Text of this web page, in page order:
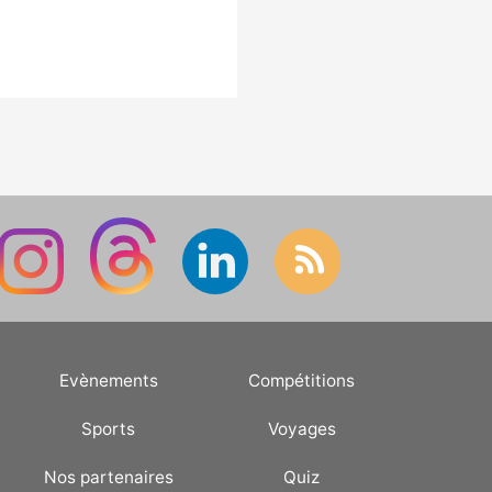
Evènements Compétitions
Sports Voyages
Nos partenaires Quiz